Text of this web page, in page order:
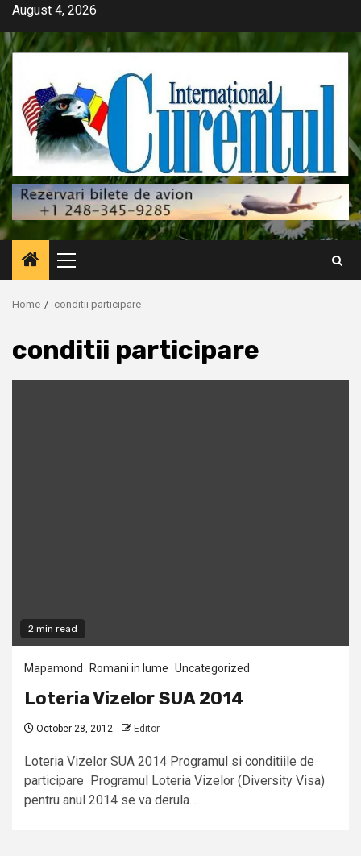
Skip
content
August 4, 2026
Primary
Menu
Home conditii participare
conditii participare
2 min read
Mapamond Romani in lume Uncategorized
Loteria Vizelor SUA 2014
October 28, 2012 Editor
Loteria Vizelor SUA 2014 Programul si conditiile de
participare Programul Loteria Vizelor (Diversity Visa)
pentru anul 2014 se va derula...